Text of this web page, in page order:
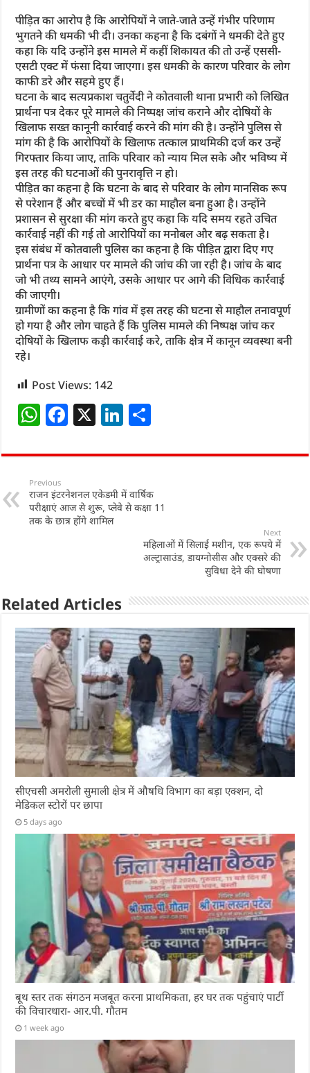
पीड़ित का आरोप है कि आरोपियों ने जाते-जाते उन्हें गंभीर परिणाम
भुगतने की धमकी भी दी। उनका कहना है कि दबंगों ने धमकी देते हुए
कहा कि यदि उन्होंने इस मामले में कहीं शिकायत की तो उन्हें एससी-
एसटी एक्ट में फंसा दिया जाएगा। इस धमकी के कारण परिवार के लोग
काफी डरे और सहमे हुए हैं।
घटना के बाद सत्यप्रकाश चतुर्वेदी ने कोतवाली थाना प्रभारी को लिखित
प्रार्थना पत्र देकर पूरे मामले की निष्पक्ष जांच कराने और दोषियों के
खिलाफ सख्त कानूनी कार्रवाई करने की मांग की है। उन्होंने पुलिस से
मांग की है कि आरोपियों के खिलाफ तत्काल प्राथमिकी दर्ज कर उन्हें
गिरफ्तार किया जाए, ताकि परिवार को न्याय मिल सके और भविष्य में
इस तरह की घटनाओं की पुनरावृत्ति न हो।
पीड़ित का कहना है कि घटना के बाद से परिवार के लोग मानसिक रूप
से परेशान हैं और बच्चों में भी डर का माहौल बना हुआ है। उन्होंने
प्रशासन से सुरक्षा की मांग करते हुए कहा कि यदि समय रहते उचित
कार्रवाई नहीं की गई तो आरोपियों का मनोबल और बढ़ सकता है।
इस संबंध में कोतवाली पुलिस का कहना है कि पीड़ित द्वारा दिए गए
प्रार्थना पत्र के आधार पर मामले की जांच की जा रही है। जांच के बाद
जो भी तथ्य सामने आएंगे, उसके आधार पर आगे की विधिक कार्रवाई
की जाएगी।
ग्रामीणों का कहना है कि गांव में इस तरह की घटना से माहौल तनावपूर्ण
हो गया है और लोग चाहते हैं कि पुलिस मामले की निष्पक्ष जांच कर
दोषियों के खिलाफ कड़ी कार्रवाई करे, ताकि क्षेत्र में कानून व्यवस्था बनी
रहे।
Post Views: 142
W
at
s
A
p
F
c
e
b
o
X Li
k
e
dI
ar
Previous
राजन इंटरनेशनल एकेडमी में वार्षिक
परीक्षाएं आज से शुरू, प्लेवे से कक्षा 11
तक के छात्र होंगे शामिल
Next
महिलाओं में सिलाई मशीन, एक रूपये में
अल्ट्रासाउंड, डायग्नोसीस और एक्सरे की
सुविधा देने की घोषणा
Related Articles
सीएचसी अमरोली सुमाली क्षेत्र में औषधि विभाग का बड़ा एक्शन, दो
मेडिकल स्टोरों पर छापा
5 days ago
बूथ स्तर तक संगठन मजबूत करना प्राथमिकता, हर घर तक पहुंचाएं पार्टी
की विचारधारा- आर.पी. गौतम
1 week ago